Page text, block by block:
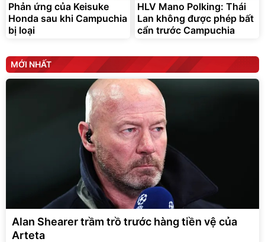
Phản ứng của Keisuke
Honda sau khi Campuchia
bị loại
HLV Mano Polking: Thái
Lan không được phép bất
cẩn trước Campuchia
MỚI NHẤT
Alan Shearer trầm trồ trước hàng tiền vệ của
Arteta